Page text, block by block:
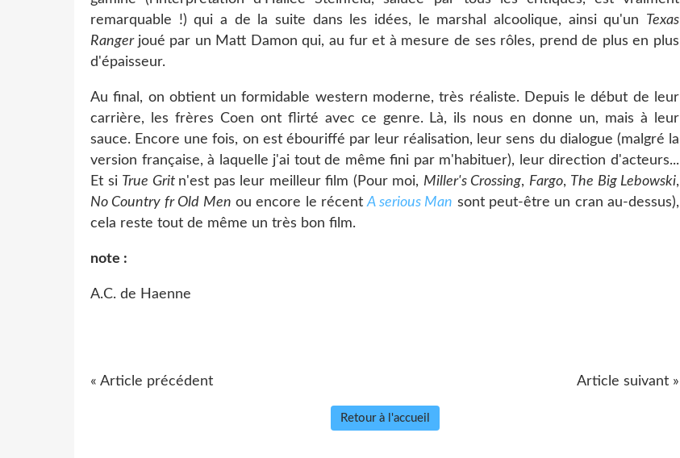
remarquable !) qui a de la suite dans les idées, le marshal alcoolique, ainsi qu'un Texas
Ranger joué par un Matt Damon qui, au fur et à mesure de ses rôles, prend de plus en plus
d'épaisseur.
Au final, on obtient un formidable western moderne, très réaliste. Depuis le début de leur
carrière, les frères Coen ont flirté avec ce genre. Là, ils nous en donne un, mais à leur
sauce. Encore une fois, on est ébouriffé par leur réalisation, leur sens du dialogue (malgré la
version française, à laquelle j'ai tout de même fini par m'habituer), leur direction d'acteurs...
Et si True Grit n'est pas leur meilleur film (Pour moi, Miller's Crossing, Fargo, The Big Lebowski,
No Country fr Old Men ou encore le récentA serious Man sont peut-être un cran au-dessus),
cela reste tout de même un très bon film.
note :
A.C. de Haenne
« Article précédent Article suivant »
Retour à l'accueil